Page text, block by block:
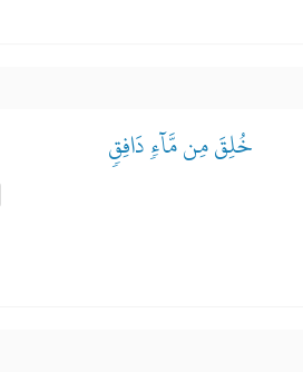
خُلِقَ مِن مَّآءٖ دَافِقٖ